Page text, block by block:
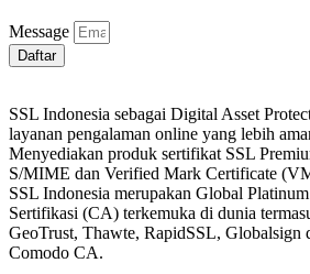
Message
Daftar
SSL Indonesia sebagai Digital Asset
layanan pengalaman online yang lebih
Menyediakan produk sertifikat SSL
S/MIME dan Verified Mark Certificate
SSL Indonesia merupakan Global
Sertifikasi (CA) terkemuka di dunia
GeoTrust, Thawte, RapidSSL, Globalsign
Comodo CA.